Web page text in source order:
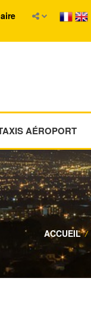
AÉROPORT
ACCUEIL /